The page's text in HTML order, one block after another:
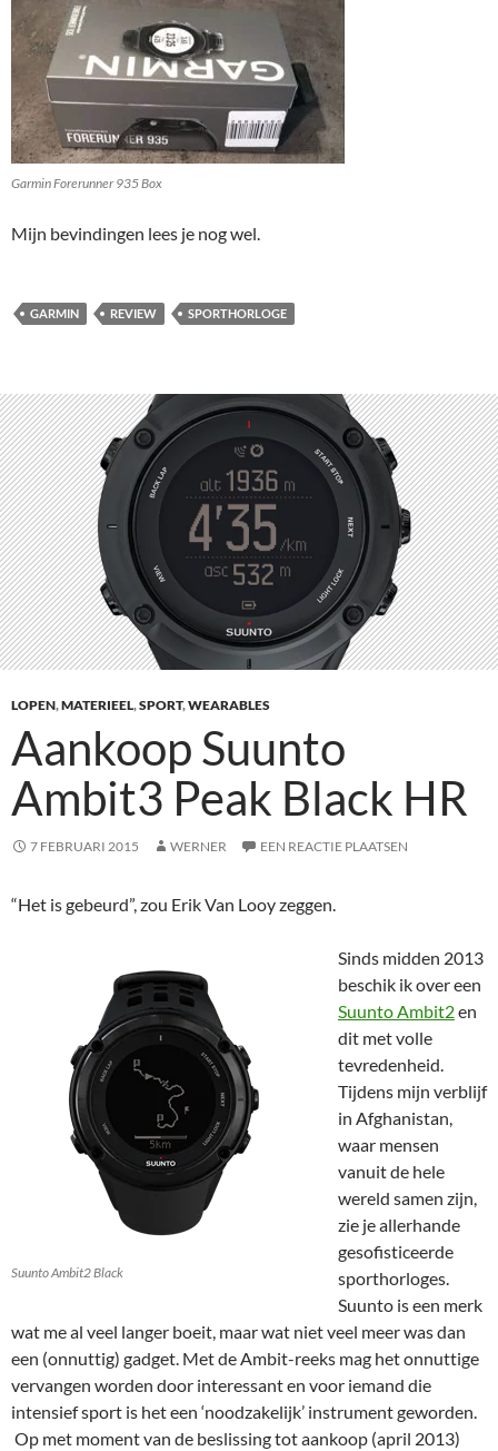
Garmin Forerunner 935 Box
Mijn bevindingen lees je nog wel.
GARMIN REVIEW SPORTHORLOGE
LOPEN,MATERIEEL,SPORT,WEARABLES
Aankoop Suunto
Ambit3 Peak Black HR
7 FEBRUARI 2015 WERNER EEN REACTIE PLAATSEN
“Het is gebeurd”, zou Erik Van Looy zeggen.
Suunto Ambit2 Black
Sinds midden 2013
beschik ik over een
Suunto Ambit2en
dit met volle
tevredenheid.
Tijdens mijn verblijf
in Afghanistan,
waar mensen
vanuit de hele
wereld samen zijn,
zie je allerhande
gesofisticeerde
sporthorloges.
Suunto is een merk
wat me al veel langer boeit, maar wat niet veel meer was dan
een (onnuttig) gadget. Met de Ambit-reeks mag het onnuttige
vervangen worden door interessant en voor iemand die
intensief sport is het een ‘noodzakelijk’ instrument geworden.
Op met moment van de beslissing tot aankoop (april 2013)